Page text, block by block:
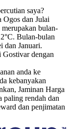
saya?
Ogos dan Julai
merupakan bulan-
Bulan-bulan
dan Januari.
Gostivar dengan
anda ke
kebanyakan
Jaminan Harga
paling rendah dan
dan penjimatan